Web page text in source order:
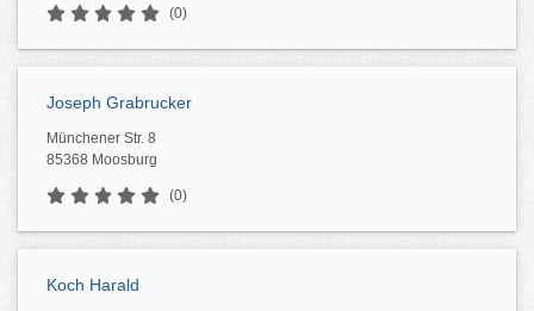
(0)
Joseph Grabrucker
Münchener Str. 8
85368 Moosburg
(0)
Koch Harald